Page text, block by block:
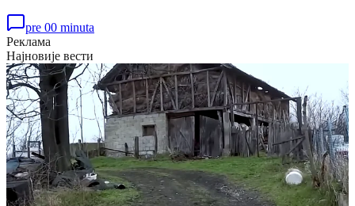
pre 00 minuta
Реклама
Најновије вести